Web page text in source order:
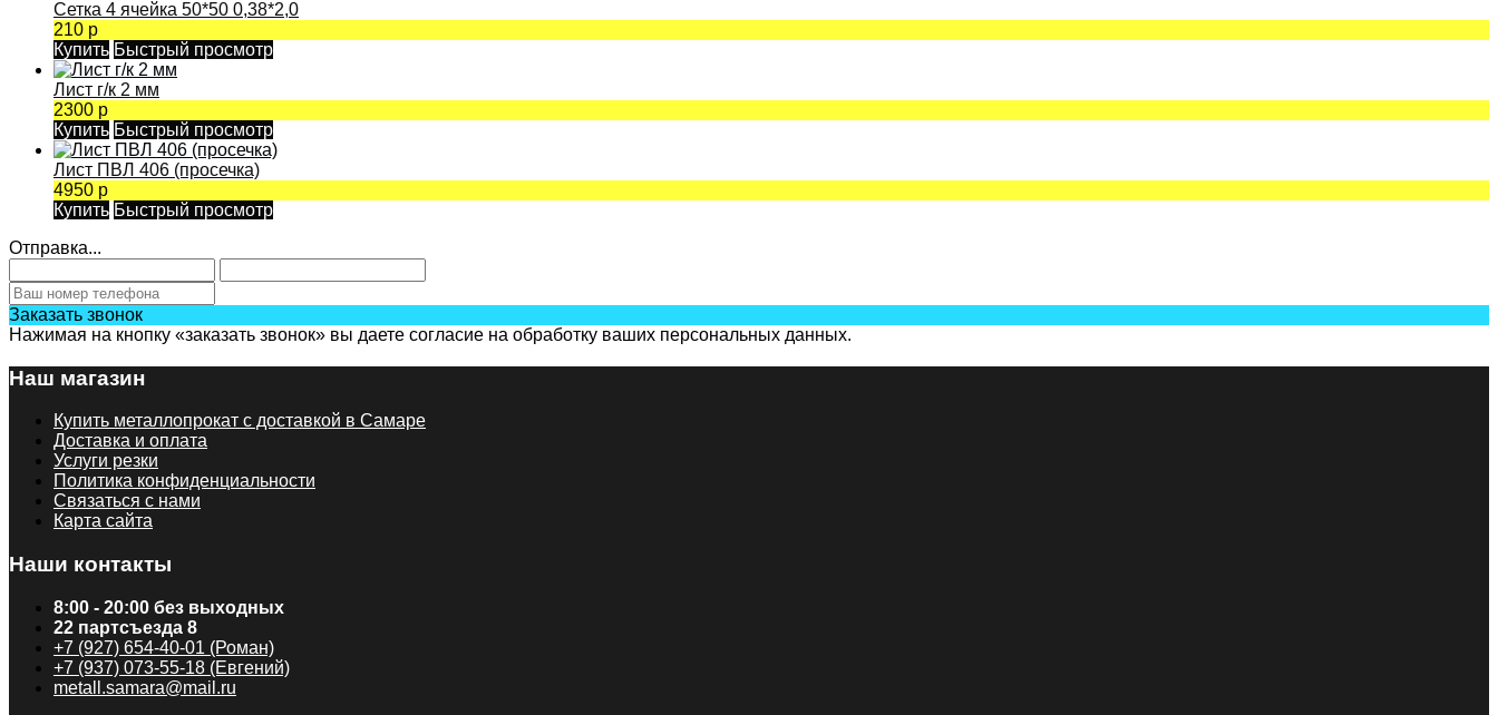
Сетка 4 ячейка 50*50 0,38*2,0
210 р
Купить Быстрый просмотр
Лист г/к 2 мм
2300 р
Купить Быстрый просмотр
Лист ПВЛ 406 (просечка)
4950 р
Купить Быстрый просмотр
Отправка...
Заказать звонок
Нажимая на кнопку «заказать звонок» вы даете согласие на обработку ваших персональных данных.
Наш магазин
Купить металлопрокат с доставкой в Самаре
Доставка и оплата
Услуги резки
Политика конфиденциальности
Связаться с нами
Карта сайта
Наши контакты
8:00 - 20:00 без выходных
22 партсъезда 8
+7 (927) 654-40-01 (Роман)
+7 (937) 073-55-18 (Евгений)
metall.samara@mail.ru